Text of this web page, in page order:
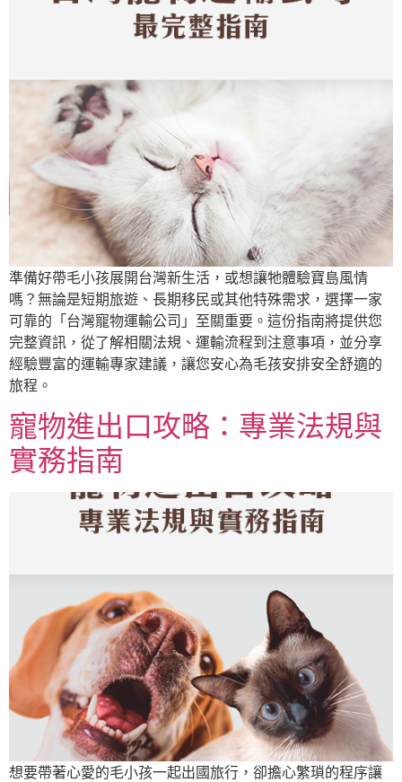
準備好帶毛小孩展開台灣新生活，或想讓牠體驗寶島風情
嗎？無論是短期旅遊、長期移民或其他特殊需求，選擇一家
可靠的「台灣寵物運輸公司」至關重要。這份指南將提供您
完整資訊，從了解相關法規、運輸流程到注意事項，並分享
經驗豐富的運輸專家建議，讓您安心為毛孩安排安全舒適的
旅程。
寵物進出口攻略：專業法規與
實務指南
想要帶著心愛的毛小孩一起出國旅行，卻擔心繁瑣的程序讓